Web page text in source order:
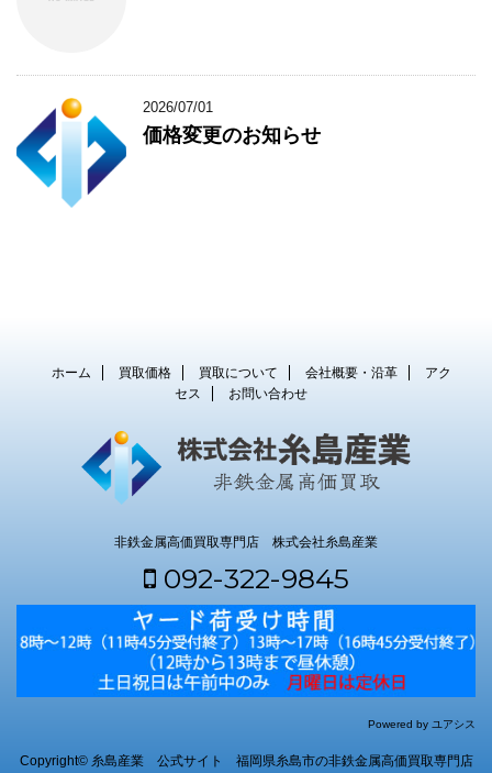
2026/07/01
価格変更のお知らせ
ホーム 買取価格 買取について 会社概要・沿革
アク
セス
お問い合わせ
非鉄金属高価買取専門店 株式会社糸島産業
092-322-9845
Powered by ユアシス
Copyright© 糸島産業 公式サイト 福岡県糸島市の非鉄金属高価買取専門店